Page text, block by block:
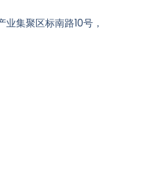
集聚区标南路10号，